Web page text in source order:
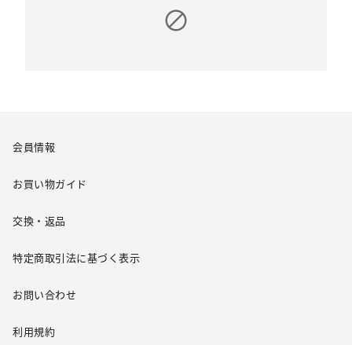
会員情報
お買い物ガイド
交換・返品
特定商取引法に基づく表示
お問い合わせ
利用規約